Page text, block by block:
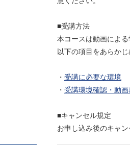
■受講方法
本コースは動画によ
以下の項目をあらか
・ 受講に必要な環境
・ 受講環境確認・動画
■キャンセル規定
お申し込み後のキャ